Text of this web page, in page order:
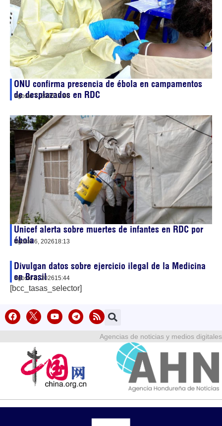
ONU confirma presencia de ébola en campamentos
de desplazados en RDC
agosto 7, 202617:40
Unicef alerta sobre muertes de infantes en RDC por
ébola
agosto 6, 202618:13
Divulgan datos sobre ejercicio ilegal de la Medicina
en Brasil
agosto 6, 202615:44
[bcc_tasas_selector]
Agencias de noticias y medios digitales